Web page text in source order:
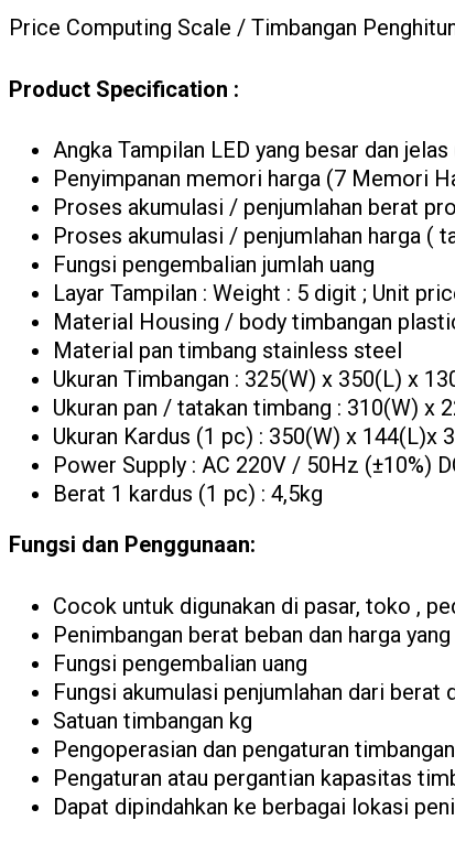
Price Computing Scale / Timbangan
Product Specification :
Angka Tampilan LED yang besar dan
Penyimpanan memori harga (7 Memori
Proses akumulasi / penjumlahan berat
Proses akumulasi / penjumlahan harga (
Fungsi pengembalian jumlah uang
Layar Tampilan : Weight : 5 digit ; Unit
Material Housing / body timbangan
Material pan timbang stainless steel
Ukuran Timbangan : 325(W) x 350(L) x
Ukuran pan / tatakan timbang : 310(W) x
Ukuran Kardus (1 pc) : 350(W) x 144(L)x
Power Supply : AC 220V / 50Hz (±10%)
Berat 1 kardus (1 pc) : 4,5kg
Fungsi dan Penggunaan:
Cocok untuk digunakan di pasar, toko ,
Penimbangan berat beban dan harga
Fungsi pengembalian uang
Fungsi akumulasi penjumlahan dari berat
Satuan timbangan kg
Pengoperasian dan pengaturan
Pengaturan atau pergantian kapasitas
Dapat dipindahkan ke berbagai lokasi